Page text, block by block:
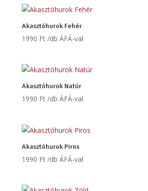
Akasztóhurok Fehér
1990 Ft /db ÁFÁ-val
Akasztóhurok Natúr
1990 Ft /db ÁFÁ-val
Akasztóhurok Piros
1990 Ft /db ÁFÁ-val